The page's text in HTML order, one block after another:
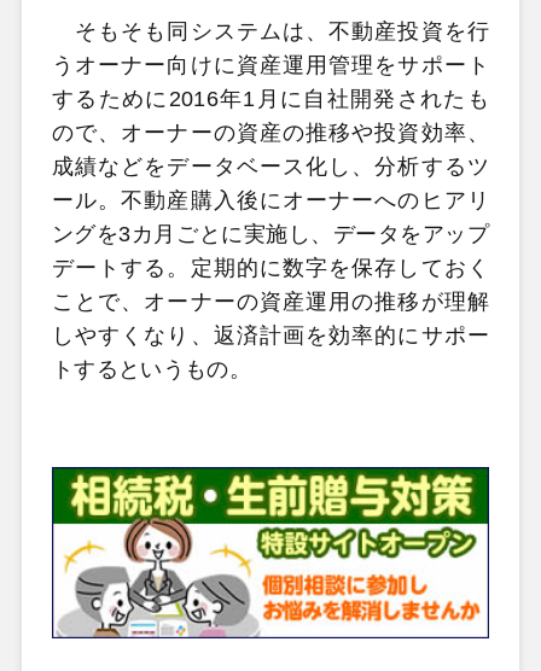
そもそも同システムは、不動産投資を行
うオーナー向けに資産運用管理をサポート
するために2016年1月に自社開発されたも
ので、オーナーの資産の推移や投資効率、
成績などをデータベース化し、分析するツ
ール。不動産購⼊後にオーナーへのヒアリ
ングを3カ⽉ごとに実施し、データをアップ
デートする。定期的に数字を保存しておく
ことで、オーナーの資産運⽤の推移が理解
しやすくなり、返済計画を効率的にサポー
トするというもの。